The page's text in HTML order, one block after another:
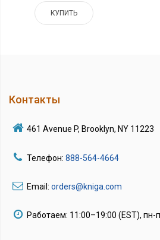
КУПИТЬ
Контакты
461 Avenue P, Brooklyn, NY 11223
Телефон: 888-564-4664
Email: orders@kniga.com
Работаем: 11:00–19:00 (EST), пн-